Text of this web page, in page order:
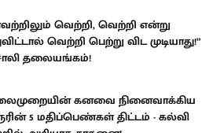
வெற்றி, வெற்றி என்று
வெற்றி பெற்று விட முடியாது!”
தலையங்கம்!
கனவை நினைவாக்கிய
5 மதிப்பெண்கள் திட்டம் - கல்வி